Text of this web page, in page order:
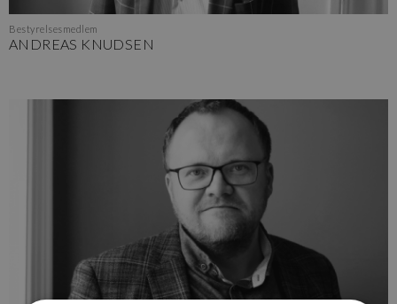
Bestyrelsesmedlem
ANDREAS KNUDSEN